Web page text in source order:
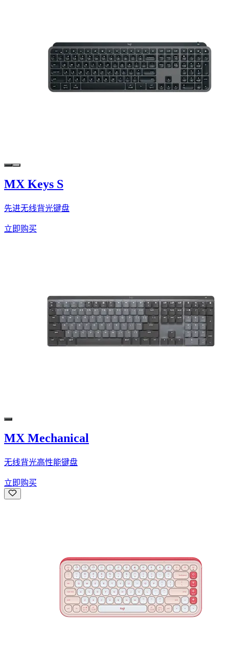
MX Keys S
先进无线背光键盘
立即购买
MX Mechanical
无线背光高性能键盘
立即购买